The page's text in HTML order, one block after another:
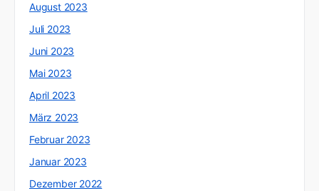
August 2023
Juli 2023
Juni 2023
Mai 2023
April 2023
März 2023
Februar 2023
Januar 2023
Dezember 2022